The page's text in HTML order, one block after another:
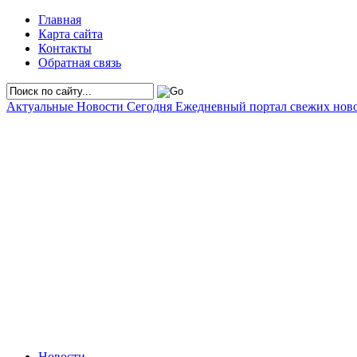
Главная
Карта сайта
Контакты
Обратная связь
Актуальные Новости Сегодня Ежедневный портал свежих